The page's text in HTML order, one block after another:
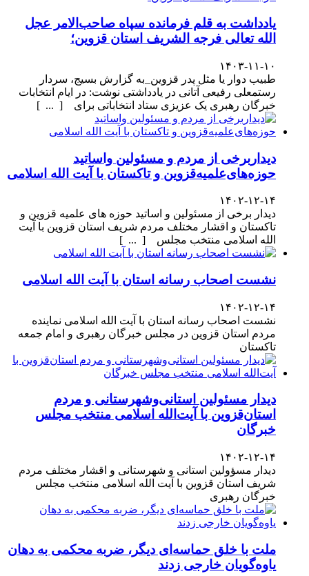
یادداشت به قلم فرمانده سپاه صاحب‌الامر عجل
الله تعالی فرجه الشریف استان قزوین؛
۱۴۰۳-۱۱-۱۰
طبیب دوار یا مثل پدر قزوین_به گزارش بسیج، سردار
رستمعلی رفیعی آتانی در یادداشتی نوشت: در ایام انتخابات
خبرگان رهبری یک عزیزی ستاد انتخاباتی برای [ ... ]
دیداربرخی از مردم و مسئولین واساتید
حوزه‌های‌علمیه‌قزوین و تاکستان با آیت الله اسلامی
۱۴۰۲-۱۲-۱۴
دیدار برخی از مسئولین و اساتید حوزه های علمیه قزوین و
تاکستان و اقشار مختلف مردم شریف استان قزوین با آیت
الله اسلامی منتخب مجلس [ ... ]
نشست اصحاب رسانه استان با آیت الله اسلامی
۱۴۰۲-۱۲-۱۴
نشست اصحاب رسانه استان با آیت الله اسلامی نماینده
مردم استان قزوین در مجلس خبرگان رهبری و امام جمعه
تاکستان
دیدار مسئولین استانی‌وشهرستانی و مردم‌
استان‌قزوین با آیت‌الله‌ اسلامی منتخب مجلس‌
خبرگان
۱۴۰۲-۱۲-۱۴
دیدار مسؤولین استانی و شهرستانی و اقشار مختلف مردم
شریف استان قزوین با آیت الله اسلامی منتخب مجلس
خبرگان رهبری
ملت با خلق حماسه‌ای دیگر، ضربه محکمی به دهان
یاوه‌گویان خارجی زدند